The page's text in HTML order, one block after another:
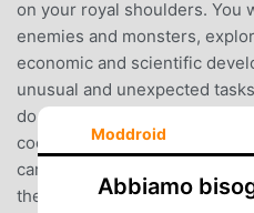
on your royal shoulders. You
enemies and monsters,
economic and scientific
unusual and unexpected
do when all the gold in the
cookies? Or how will you
caravans and whose
the country?The core feature
Moddroid
Abbiamo